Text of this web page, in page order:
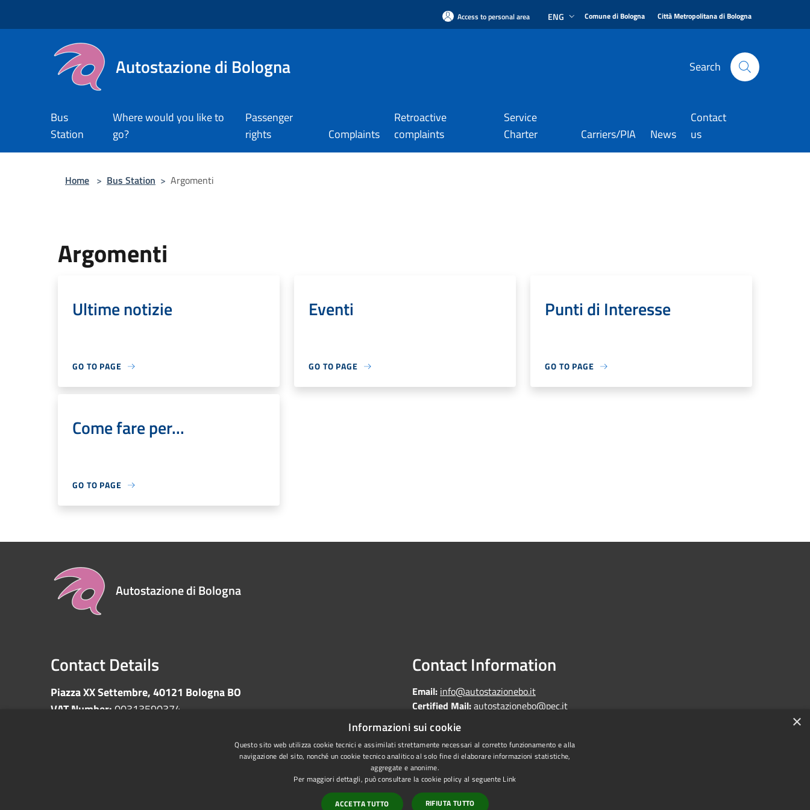
Access to personal area ENG Comune di Bologna Città Metropolitana di Bologna
Autostazione di Bologna Search
Bus
Station
Where would you like to
go?
Passenger
rights
Complaints
Retroactive
complaints
Service
Charter
Carriers/PIA News
Contact
us
Home > Bus Station > Argomenti
Argomenti
Ultime notizie
GO TO PAGE
Eventi
GO TO PAGE
Punti di Interesse
GO TO PAGE
Come fare per...
GO TO PAGE
Autostazione di Bologna
Contact Details
Piazza XX Settembre, 40121 Bologna BO
VAT Number:00313590374
Contact Information
Email: info@autostazionebo.it
Certified Mail:autostazionebo@pec.it
Copyright © 2026 • Autostazione di Bologna • Powered by
×
Informazioni sui cookie
Questo sito web utilizza cookie tecnici e assimilati strettamente necessari al corretto funzionamento e alla
navigazione del sito, nonché un cookie tecnico analitico al solo fine di elaborare informazioni statistiche,
aggregate e anonime.
Per maggiori dettagli, può consultare la cookie policy al seguente Link
ACCETTA TUTTO RIFIUTA TUTTO